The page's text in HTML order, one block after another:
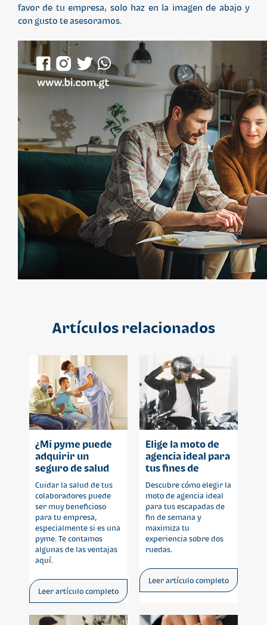
favor de tu empresa, solo haz en la imagen de abajo y
con gusto te asesoramos.
Artículos relacionados
¿Mi pyme puede
adquirir un
seguro de salud
para
colaboradores?
Cuidar la salud de tus
colaboradores puede
ser muy beneficioso
para tu empresa,
especialmente si es una
pyme. Te contamos
algunas de las ventajas
aquí.
Leer artículo completo
Elige la moto de
agencia ideal para
tus fines de
semana
Descubre cómo elegir la
moto de agencia ideal
para tus escapadas de
fin de semana y
maximiza tu
experiencia sobre dos
ruedas.
Leer artículo completo